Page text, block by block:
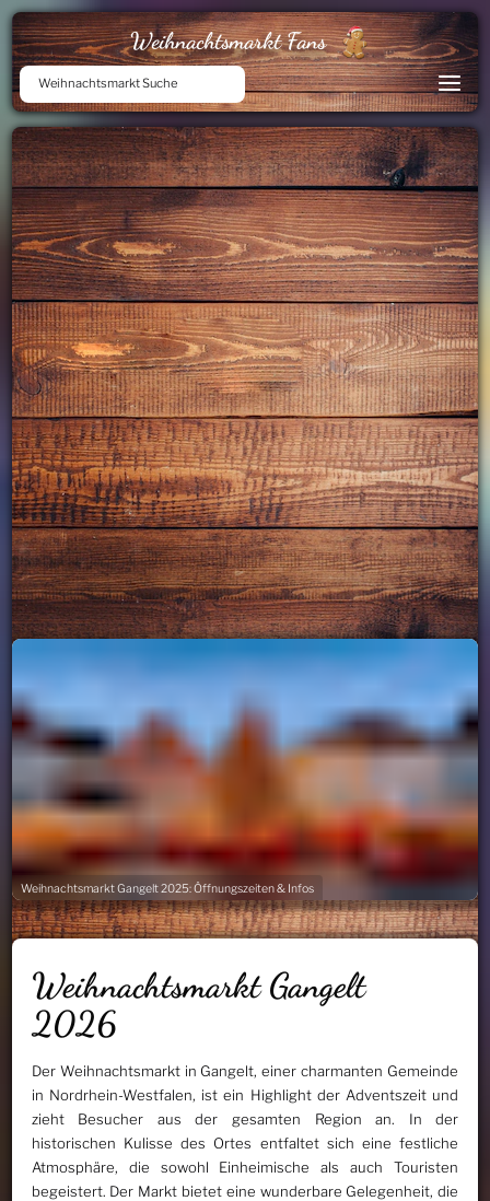
Weihnachtsmarkt Fans
Weihnachtsmarkt Suche
Weihnachtsmarkt Gangelt 2025: Öffnungszeiten & Infos
Weihnachtsmarkt Gangelt
2026
Der Weihnachtsmarkt in Gangelt, einer charmanten Gemeinde
in Nordrhein-Westfalen, ist ein Highlight der Adventszeit und
zieht Besucher aus der gesamten Region an. In der
historischen Kulisse des Ortes entfaltet sich eine festliche
Atmosphäre, die sowohl Einheimische als auch Touristen
begeistert. Der Markt bietet eine wunderbare Gelegenheit, die